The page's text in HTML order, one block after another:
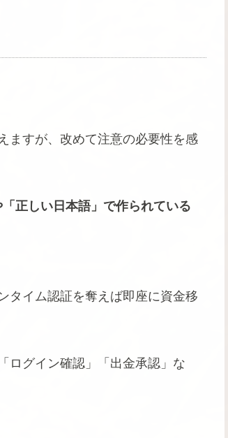
ますが、改めて注意の必要性を感
「正しい日本語」で作られている
タイム認証を奪えば即座に資金移
ログイン確認」「出金承認」な